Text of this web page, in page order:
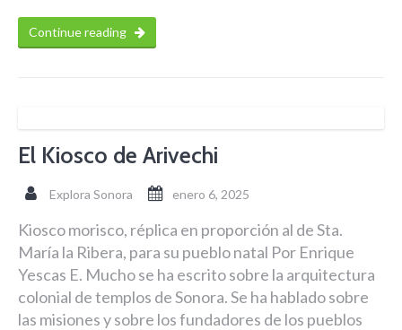
Continue reading
El Kiosco de Arivechi
Explora Sonora enero 6, 2025
Kiosco morisco, réplica en proporción al de Sta.
María la Ribera, para su pueblo natal Por Enrique
Yescas E. Mucho se ha escrito sobre la arquitectura
colonial de templos de Sonora. Se ha hablado sobre
las misiones y sobre los fundadores de los pueblos